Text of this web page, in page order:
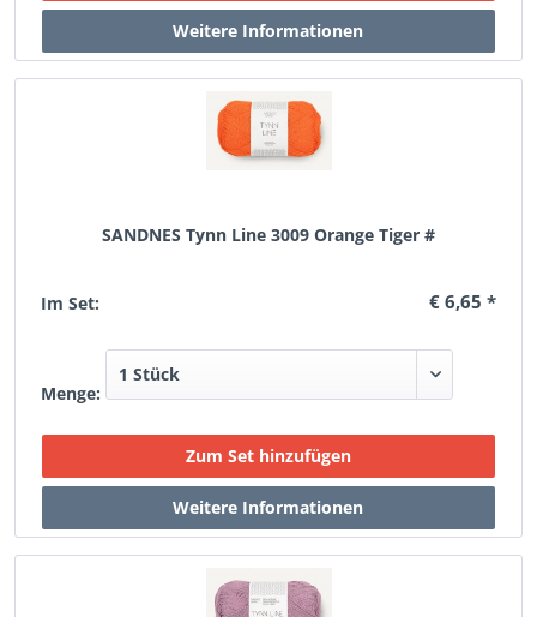
SANDNES Tynn Line 3009 Orange Tiger #
Im Set: € 6,65 *
Menge: